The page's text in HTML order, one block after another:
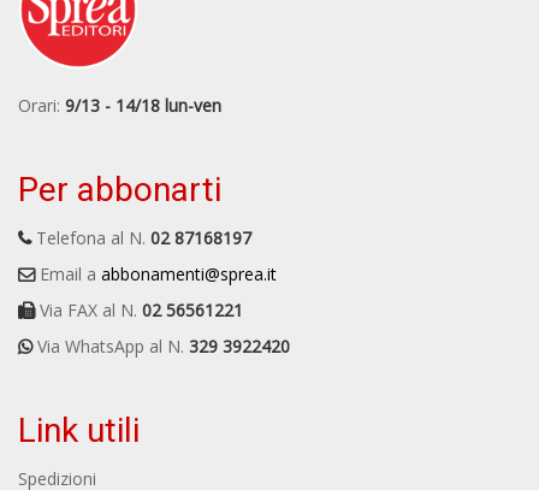
Orari: 9/13 - 14/18 lun-ven
Per abbonarti
Telefona al N. 02 87168197
Email a abbonamenti@sprea.it
Via FAX al N. 02 56561221
Via WhatsApp al N. 329 3922420
Link utili
Spedizioni